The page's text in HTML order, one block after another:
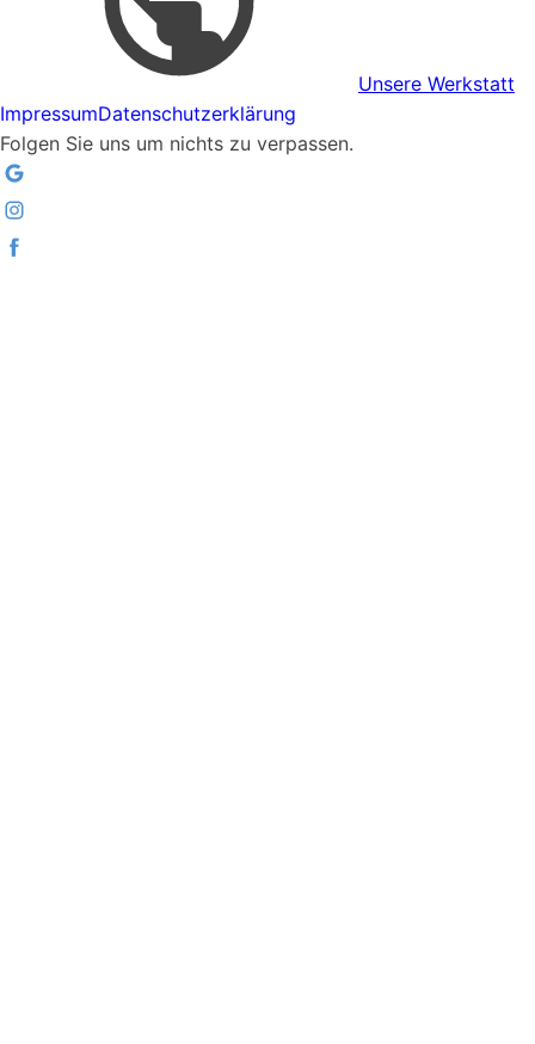
Unsere Werkstatt
ImpressumDatenschutzerklärung
Folgen Sie uns um nichts zu verpassen.